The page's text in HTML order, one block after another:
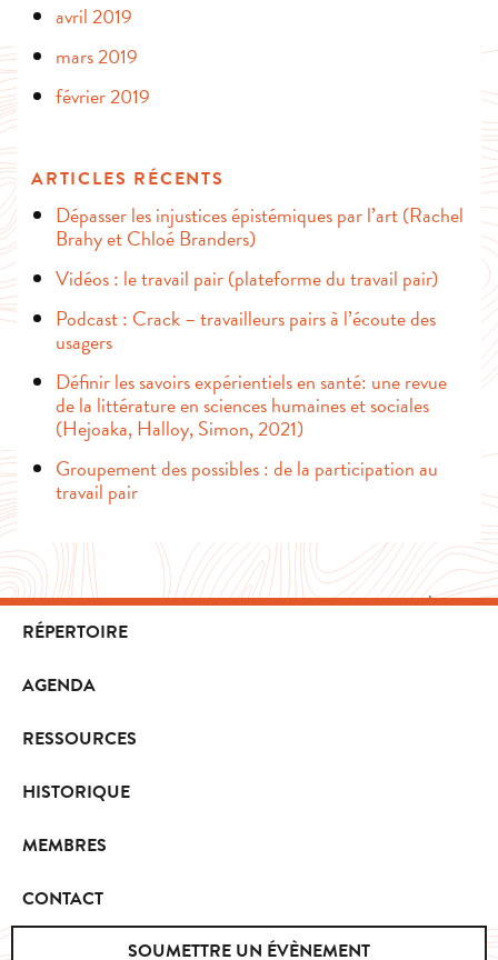
avril 2019
mars 2019
février 2019
ARTICLES RÉCENTS
Dépasser les injustices épistémiques par l’art (Rachel
Brahy et Chloé Branders)
Vidéos : le travail pair (plateforme du travail pair)
Podcast : Crack – travailleurs pairs à l’écoute des
usagers
Définir les savoirs expérientiels en santé: une revue
de la littérature en sciences humaines et sociales
(Hejoaka, Halloy, Simon, 2021)
Groupement des possibles : de la participation au
travail pair
RÉPERTOIRE
AGENDA
RESSOURCES
HISTORIQUE
MEMBRES
CONTACT
SOUMETTRE UN ÉVÈNEMENT